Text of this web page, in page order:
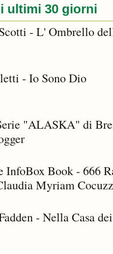
ultimi 30 giorni
- L' Ombrello
- Io Sono Dio
"ALASKA" di
InfoBox Book - 666
Myriam
- Nella Casa